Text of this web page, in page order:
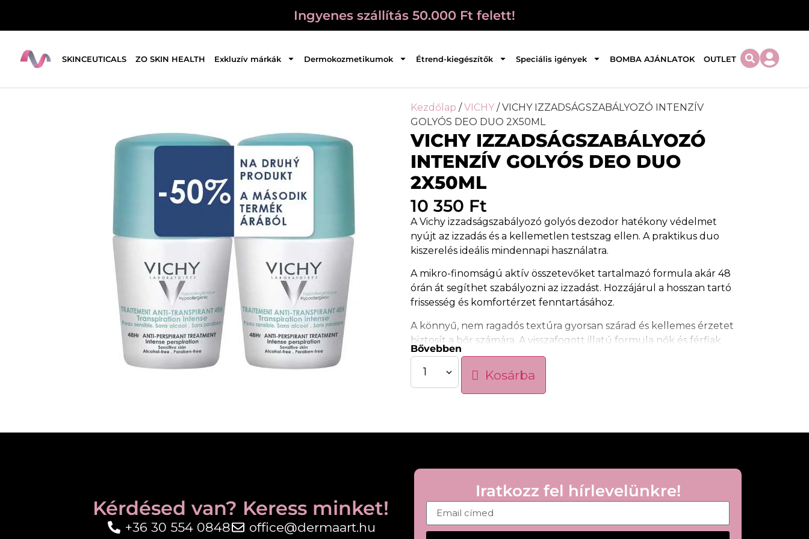
Ingyenes szállítás 50.000 Ft felett!
SKINCEUTICALS ZO SKIN HEALTH Exkluzív márkák Dermokozmetikumok Étrend-kiegészítők Speciális igények BOMBA AJÁNLATOK OUTLET
Kezdőlap /VICHY / VICHY IZZADSÁGSZABÁLYOZÓ INTENZÍV
GOLYÓS DEO DUO 2X50ML
VICHY IZZADSÁGSZABÁLYOZÓ
INTENZÍV GOLYÓS DEO DUO
2X50ML
10 350 Ft
A Vichy izzadságszabályozó golyós dezodor hatékony védelmet
nyújt az izzadás és a kellemetlen testszag ellen. A praktikus duo
kiszerelés ideális mindennapi használatra.
A mikro-finomságú aktív összetevőket tartalmazó formula akár 48
órán át segíthet szabályozni az izzadást. Hozzájárul a hosszan tartó
frissesség és komfortérzet fenntartásához.
A könnyű, nem ragadós textúra gyorsan szárad és kellemes érzetet
biztosít a bőr számára. A visszafogott illatú formula nők és férfiak
számára egyaránt használható.
Tulajdonságok:
• Akár 48 órás izzadságszabályozó hatás
• Nem ragadós, komfortos textúra
Használat:
Naponta vigye fel tiszta, száraz hónaljbőrre. Hagyja megszáradni
felöltözés előtt. Mindennapi használatra alkalmas.
Bővebben
Kosárba
Iratkozz fel hírlevelünkre!
Kérdésed van? Keress minket!
+36 30 554 0848 office@dermaart.hu